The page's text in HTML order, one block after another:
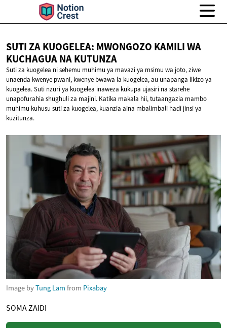
SUTI ZA KUOGELEA: MWONGOZO KAMILI WA
KUCHAGUANA KUTUNZA
Suti za kuogelea ni sehemu muhimu ya mavazi ya msimu wa joto, ziwe
unaenda kwenye pwani, kwenye bwawa la kuogelea, au unapanga likizo ya
kuogelea. Suti nzuri ya kuogelea inaweza kukupa ujasiri na starehe
unapofurahia shughuli za majini. Katika makala hii, tutaangazia mambo
muhimu kuhusu suti za kuogelea, kuanzia aina mbalimbali hadi jinsi ya
kuzitunza.
Image byTung Lam from Pixabay
SOMA ZAIDI